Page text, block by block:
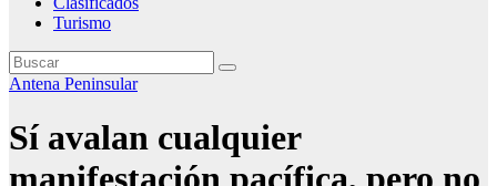
Turismo
Antena Peninsular
Sí avalan cualquier